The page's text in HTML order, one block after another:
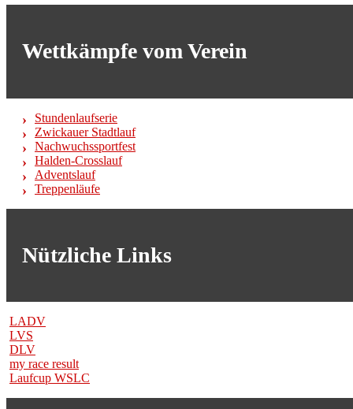
Wettkämpfe vom Verein
Stundenlaufserie
Zwickauer Stadtlauf
Nachwuchssportfest
Halden-Crosslauf
Adventslauf
Treppenläufe
Nützliche Links
LADV
LVS
DLV
my race result
Laufcup WSLC